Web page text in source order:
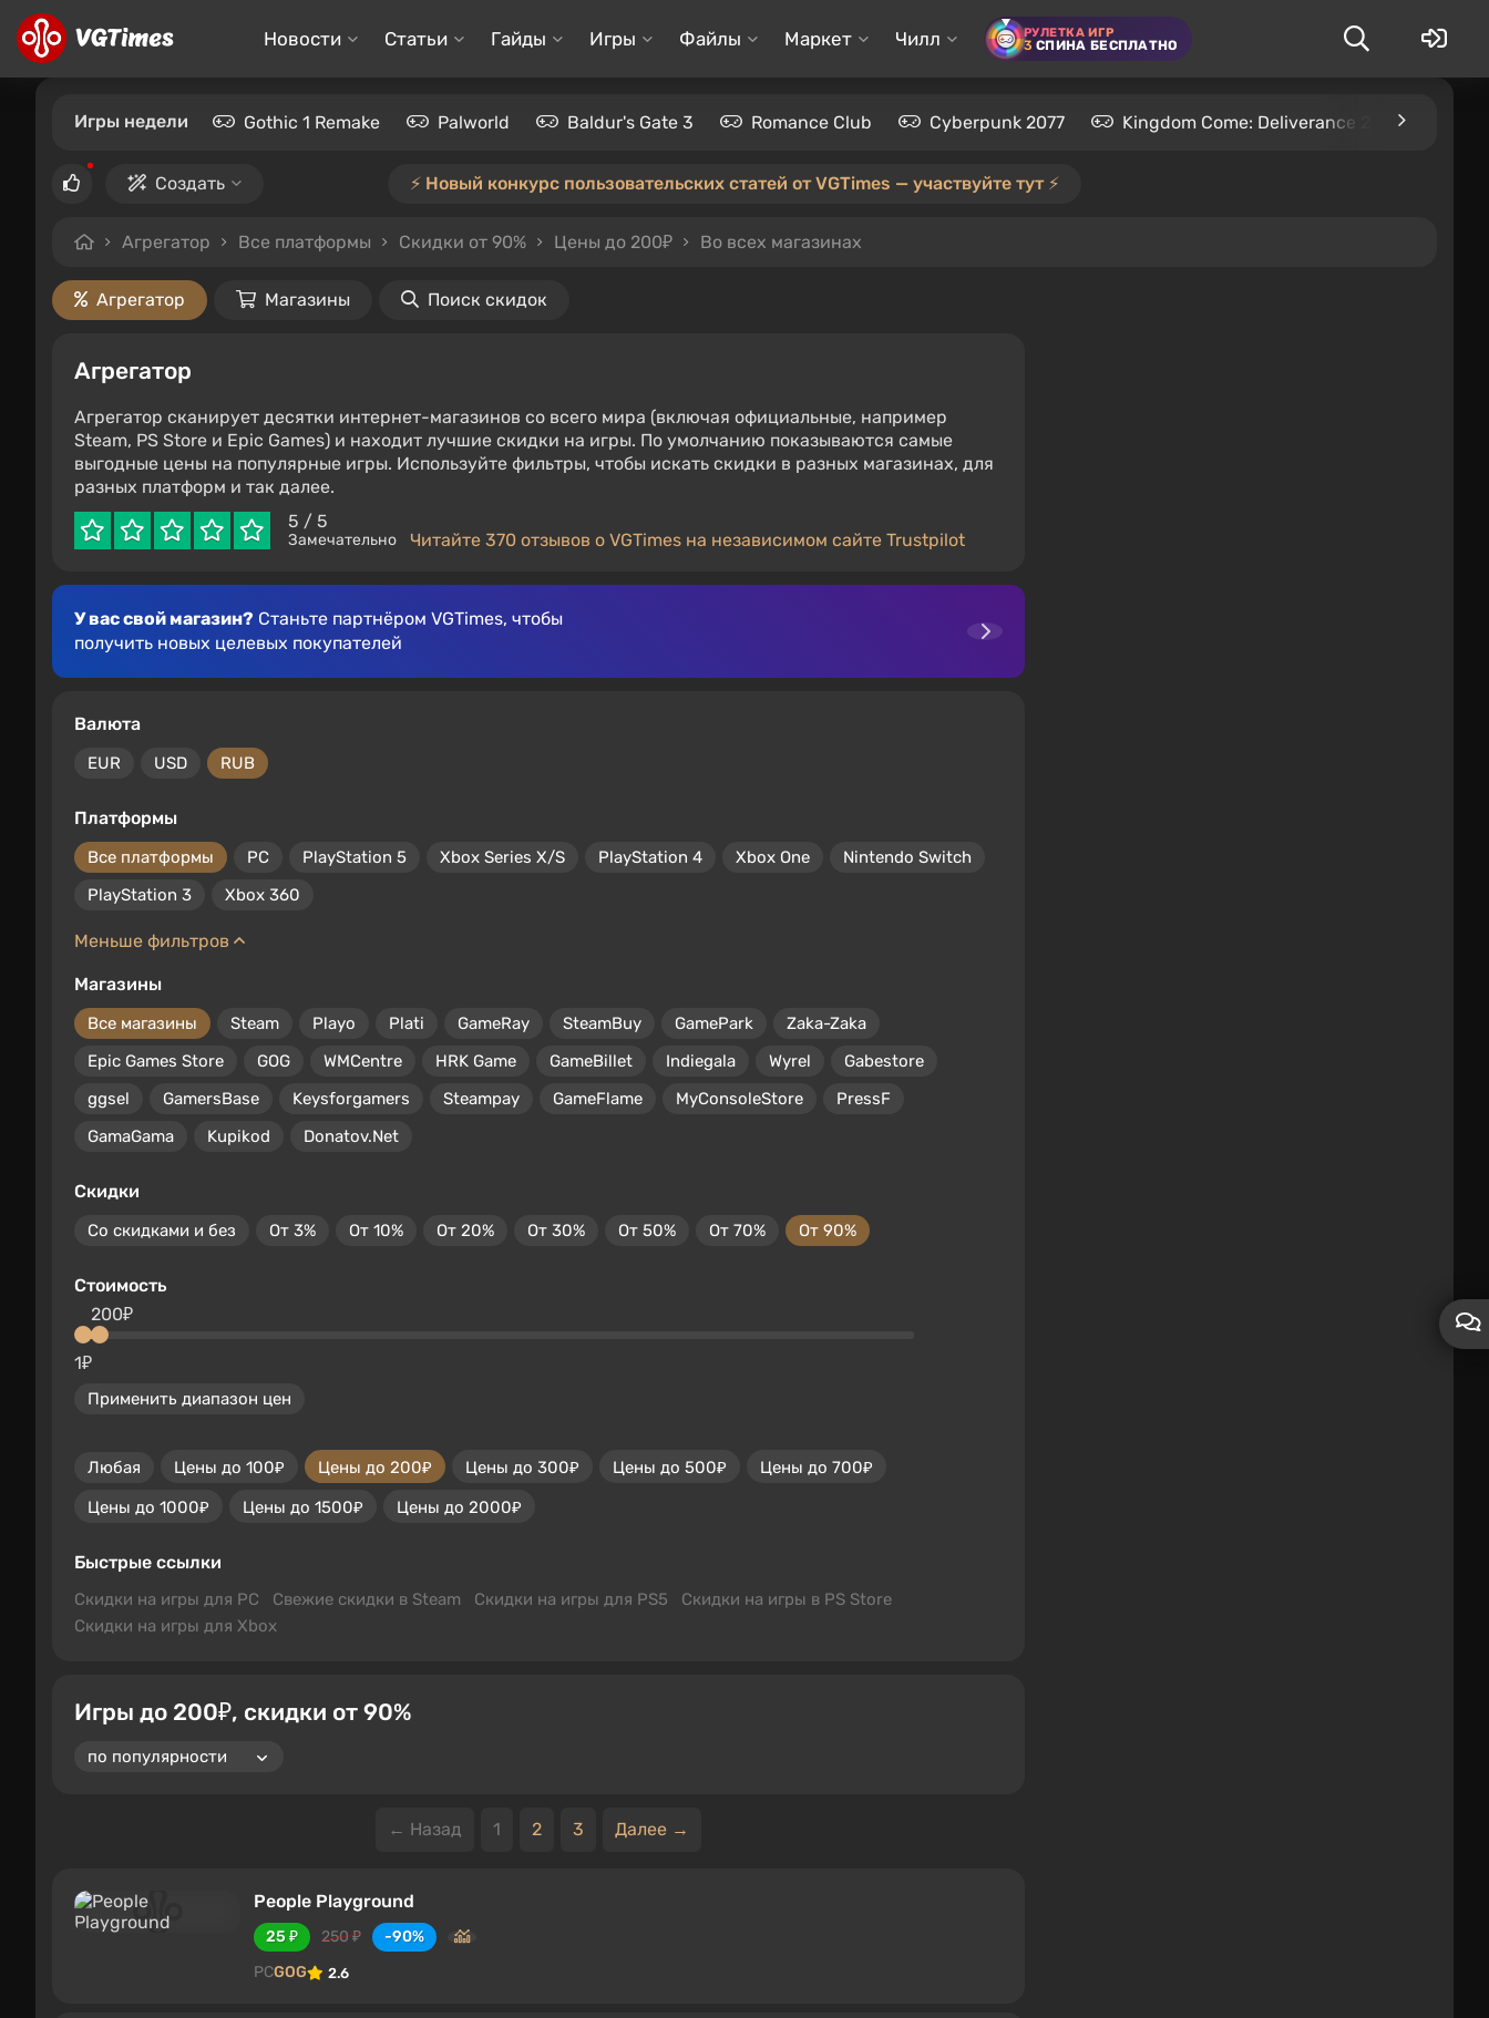
Новости Статьи Гайды Игры Файлы Маркет Чилл РУЛЕТКА ИГР
3 СПИНА БЕСПЛАТНО
Игры недели Gothic 1 Remake Palworld Baldur's Gate 3 Romance Club Cyberpunk 2077 Kingdom Come: Deliverance 2
Создать ⚡️ Новый конкурс пользовательских статей от VGTimes — участвуйте тут ⚡️
Агрегатор Все платформы Скидки от 90% Цены до 200₽ Во всех магазинах
Агрегатор Магазины Поиск скидок
Агрегатор
Агрегатор сканирует десятки интернет-магазинов со всего мира (включая официальные, например
Steam, PS Store и Epic Games) и находит лучшие скидки на игры. По умолчанию показываются самые
выгодные цены на популярные игры. Используйте фильтры, чтобы искать скидки в разных магазинах, для
разных платформ и так далее.
5 / 5
Замечательно Читайте 370 отзывов о VGTimes на независимом сайте Trustpilot
У вас свой магазин? Станьте партнёром VGTimes, чтобы
получить новых целевых покупателей
Валюта
EUR USD RUB
Платформы
Все платформы PC PlayStation 5 Xbox Series X/S PlayStation 4 Xbox One
Nintendo Switch
PlayStation 3
Xbox 360
Меньше фильтров
Магазины
Все магазины Steam Playo Plati GameRay SteamBuy GamePark
Zaka-Zaka
Epic Games Store
GOG WMCentre HRK Game GameBillet Indiegala Wyrel
Gabestore
ggsel
GamersBase Keysforgamers Steampay GameFlame MyConsoleStore
PressF
GamaGama
Kupikod Donatov.Net
Скидки
Со скидками и без От 3% От 10% От 20% От 30% От 50% От 70% От 90%
Стоимость
1₽
200₽
Применить диапазон цен
Любая Цены до 100₽ Цены до 200₽ Цены до 300₽ Цены до 500₽
Цены до 700₽
Цены до 1000₽
Цены до 1500₽ Цены до 2000₽
Быстрые ссылки
Скидки на игры для PC Свежие скидки в Steam Скидки на игры для PS5
Скидки на игры в PS Store
Скидки на игры для Xbox
Игры до 200₽, скидки от 90%
← Назад 1 2 3 Далее →
People Playground
25 ₽ 250 ₽
-90%
PCGOG 2.6